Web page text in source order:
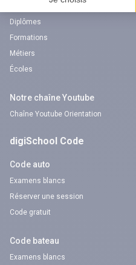
Orientation
Diplômes
Formations
Métiers
Écoles
Notre chaîne Youtube
Chaîne Youtube Orientation
digiSchool Code
Code auto
Examens blancs
Réserver une session
Code gratuit
Code bateau
Examens blancs